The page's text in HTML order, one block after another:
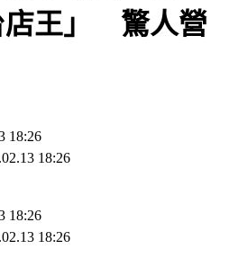
店王」 驚人營
18:26
18:26
18:26
18:26